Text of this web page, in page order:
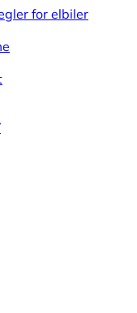
for elbiler